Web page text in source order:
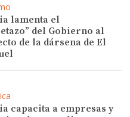
lamenta el
del Gobierno al
de la dársena de El
capacita a empresas y